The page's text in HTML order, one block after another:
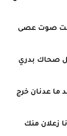
صوت عصى
صحاك بدري
ما عدنان خرج
زعلان منك